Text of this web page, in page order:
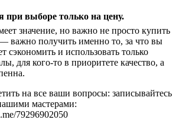
при выборе только на цену.
значение, но важно не просто купить
важно получить именно то, за что вы
сэкономить и использовать только
для кого-то в приоритете качество, а
на все ваши вопросы: записывайтесь
мастерами:
79296902050